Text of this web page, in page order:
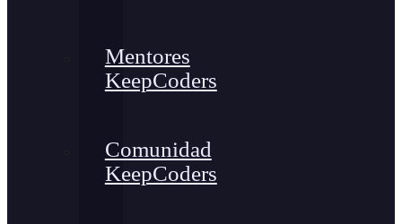
Mentores
KeepCoders
Comunidad
KeepCoders